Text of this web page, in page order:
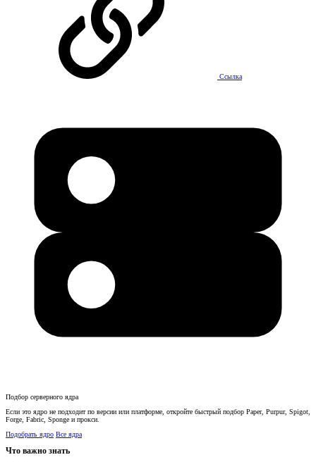
Ссылка
Подбор серверного ядра
Если это ядро не подходит по версии или платформе, откройте быстрый подбор Paper, Purpur, Spigot,
Forge, Fabric, Sponge и прокси.
Подобрать ядро Все ядра
Что важно знать